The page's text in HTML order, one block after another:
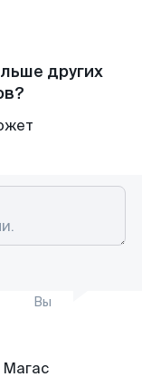
других
Вы